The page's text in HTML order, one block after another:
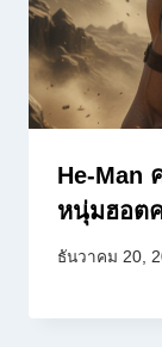
He-Man
หนุ่มฮอต
ธันวาคม 20,